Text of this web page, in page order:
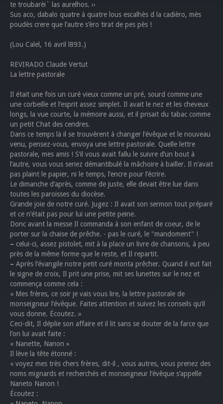
te troubarèi` las aurelhos. ››
Sus aco, dabalo quatre à quatre lous escalhès d la cadièro, mès
poudès crere que l’autre s’èro tirat de pes pès !
(Lou Calel, 16 avril l893.)
REVIRADO Claude Vertut
La lettre pastorale
Il était une fois un curé vieux comme un pré, sourd comme une
une corbeille et l’esprit assez simplet. Il avait le nez et les cheveux
longs, la vue courte, la mémoire aussi, et il prisait du tabac comme
un petit Chat des cendres.
Dans ce temps là il se trouvèrent à changer l’évêque et le nouveau
venu, pensez-vous, envoya une lettre pastorale. Quelle lettre
pastorale, mes amis ! S’il vous avait fallu le suivre d’un bout à
l’autre, vous vous seriez démantibulé la mâchoire à bailler. Il n’avait
pas plaint le papier, ni le temps, l’encre pour l’écrire.
Le dimanche d’après, comme de juste, elle devait être lue dans
toutes les paroisses du diocèse.
Grande joie de notre curé. Jugez : Il avait son sermon tout préparé
et ce n’était pas pour lui une petite peine.
Donc avant la messe Il commanda à son enfant de coeur, de le
porter sur la chaise de prêche. - pas le curé, le "mandoment" !
– celui-ci, assez pistolet, mit à la place un livre de chansons, à peu
près de la même forme que le reste, et Il repartit.
– Après l’évangile notre petit curé monta prêcher. Quand il eut fait
le signe de croix, Il prit une prise, mit ses lunettes sur le nez et
commença comme cela :
« Mes frères, ce soir je vais vous lire, la lettre pastorale de
monseigneur l’évêque. Faites attention et suivez les conseils qu’il
vous donne. Écoutez. »
Ceci-dit, Il déplie son affaire et il lit sans se douter de la farce que
l’on lui avait faite :
« Nanette, Nanon »
Il lève la tête étonné :
« voyez mes très chers frères, dit-il , vous autres, vous prenez des
noms mignards et recherchés et monseigneur l’évêque s’appelle
Naneto Nanon !
Écoutez :